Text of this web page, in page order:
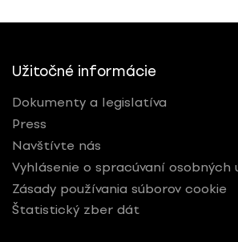
Užitočné informácie
Dokumenty a legislatíva
Press
Navštívte nás
Vyhlásenie o spracúvaní osobných
Zásady používania súborov cookie
Štatistický zber dát